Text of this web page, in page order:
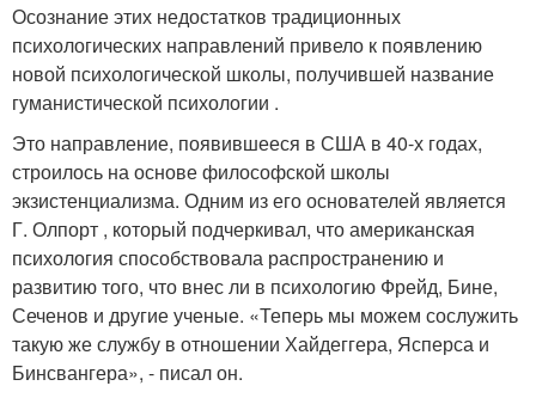
Осознание этих недостатков традиционных
психологических направлений привело к появлению
новой психологической школы, получившей название
гуманистической психологии .
Это направление, появившееся в США в 40-х годах,
строилось на основе философской школы
экзистенциализма. Одним из его основателей является
Г. Олпорт , который подчеркивал, что американская
психология способствовала распространению и
развитию того, что внес ли в психологию Фрейд, Бине,
Сеченов и другие ученые. «Теперь мы можем сослужить
такую же службу в отношении Хайдеггера, Ясперса и
Бинсвангера», - писал он.